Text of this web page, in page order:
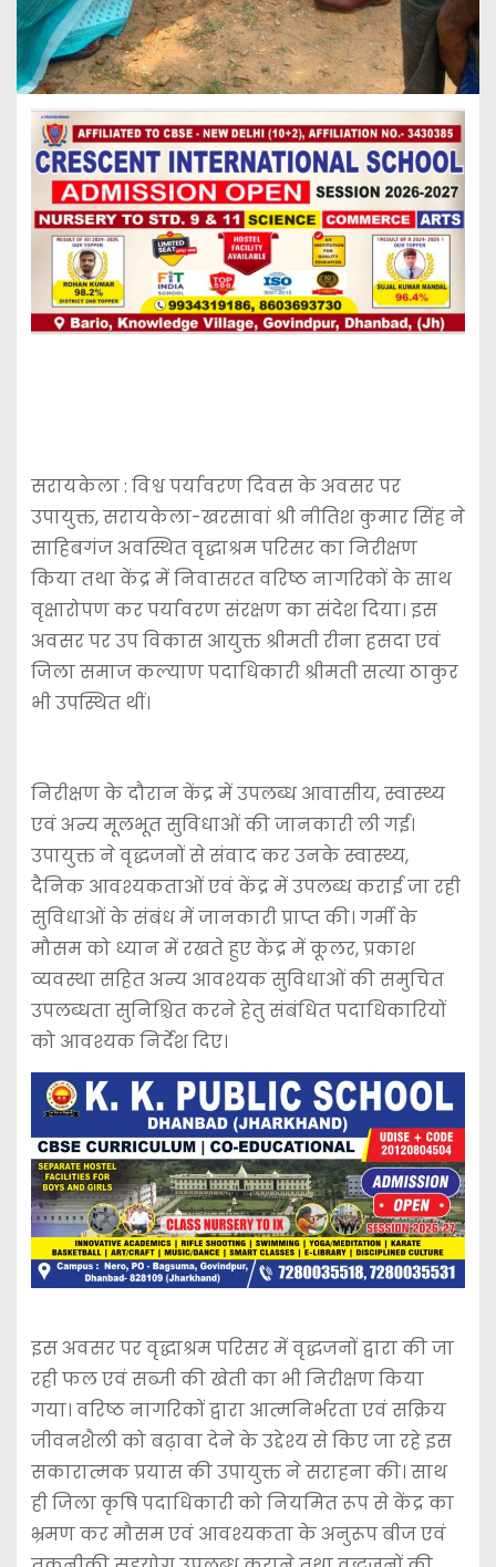
सरायकेला : विश्व पर्यावरण दिवस के अवसर पर
उपायुक्त, सरायकेला-खरसावां श्री नीतिश कुमार सिंह ने
साहिबगंज अवस्थित वृद्धाश्रम परिसर का निरीक्षण
किया तथा केंद्र में निवासरत वरिष्ठ नागरिकों के साथ
वृक्षारोपण कर पर्यावरण संरक्षण का संदेश दिया। इस
अवसर पर उप विकास आयुक्त श्रीमती रीना हसदा एवं
जिला समाज कल्याण पदाधिकारी श्रीमती सत्या ठाकुर
भी उपस्थित थीं।
निरीक्षण के दौरान केंद्र में उपलब्ध आवासीय, स्वास्थ्य
एवं अन्य मूलभूत सुविधाओं की जानकारी ली गई।
उपायुक्त ने वृद्धजनों से संवाद कर उनके स्वास्थ्य,
दैनिक आवश्यकताओं एवं केंद्र में उपलब्ध कराई जा रही
सुविधाओं के संबंध में जानकारी प्राप्त की। गर्मी के
मौसम को ध्यान में रखते हुए केंद्र में कूलर, प्रकाश
व्यवस्था सहित अन्य आवश्यक सुविधाओं की समुचित
उपलब्धता सुनिश्चित करने हेतु संबंधित पदाधिकारियों
को आवश्यक निर्देश दिए।
इस अवसर पर वृद्धाश्रम परिसर में वृद्धजनों द्वारा की जा
रही फल एवं सब्जी की खेती का भी निरीक्षण किया
गया। वरिष्ठ नागरिकों द्वारा आत्मनिर्भरता एवं सक्रिय
जीवनशैली को बढ़ावा देने के उद्देश्य से किए जा रहे इस
सकारात्मक प्रयास की उपायुक्त ने सराहना की। साथ
ही जिला कृषि पदाधिकारी को नियमित रूप से केंद्र का
भ्रमण कर मौसम एवं आवश्यकता के अनुरूप बीज एवं